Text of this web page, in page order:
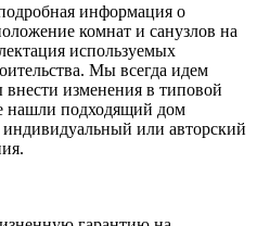
информация о
комнат и санузлов на
используемых
Мы всегда идем
внести изменения в типовой
нашли подходящий дом
индивидуальный или авторский